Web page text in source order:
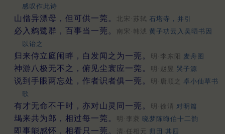
感叹作此诗
山僧异漂母，但可供一莞。 北宋·苏轼 石塔寺，并引
必入鹓鹭群，百事当一莞。 南宋·韩淲 黄子功云入吴晒书因
以诒之
归来侍立庭闱畔，白发闻之为一莞。 明·李东阳 麦舟图
神游八极无不之，俯见尘寰应一莞。 明·赵昱 哭子源
说到手眼两忘处，作者识者俱一莞。 明·唐顺之 卓小仙草书
歌
有才无命不干时，亦对山灵同一莞。 明·徐渭 对明篇
朅来共为郎，相过每一莞。 明·李蓘 晓梦陈晦伯十二韵
即事能感怀，相看只一莞。 清·任相元 归田 其四